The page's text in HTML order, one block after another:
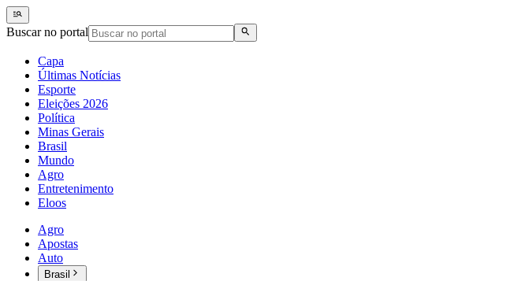
Buscar no portal
Capa
Últimas Notícias
Esporte
Eleições 2026
Política
Minas Gerais
Brasil
Mundo
Agro
Entretenimento
Eloos
Agro
Apostas
Auto
Brasil